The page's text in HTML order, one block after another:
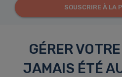
SOUSCRIRE À LA
GÉRER
JAMAIS ÉTÉ